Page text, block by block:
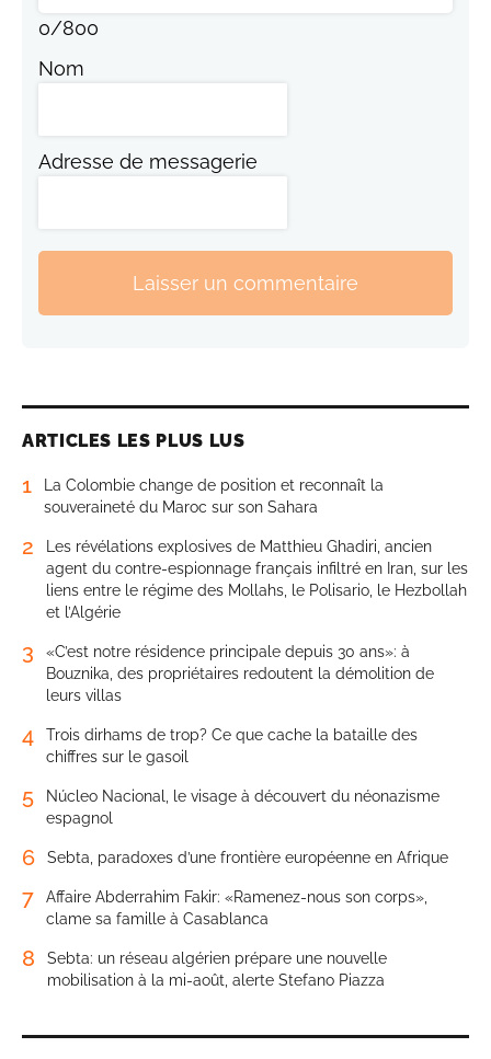
0/800
Nom
Adresse de messagerie
Laisser un commentaire
ARTICLES LES PLUS LUS
1
La Colombie change de position et reconnaît la
souveraineté du Maroc sur son Sahara
2
Les révélations explosives de Matthieu Ghadiri, ancien
agent du contre-espionnage français infiltré en Iran, sur les
liens entre le régime des Mollahs, le Polisario, le Hezbollah
et l’Algérie
3
«C’est notre résidence principale depuis 30 ans»: à
Bouznika, des propriétaires redoutent la démolition de
leurs villas
4
Trois dirhams de trop? Ce que cache la bataille des
chiffres sur le gasoil
5
Núcleo Nacional, le visage à découvert du néonazisme
espagnol
6 Sebta, paradoxes d’une frontière européenne en Afrique
7
Affaire Abderrahim Fakir: «Ramenez-nous son corps»,
clame sa famille à Casablanca
8
Sebta: un réseau algérien prépare une nouvelle
mobilisation à la mi-août, alerte Stefano Piazza